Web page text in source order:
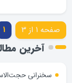
صفحه 1 از 3 1
آخرین
سخنرانی